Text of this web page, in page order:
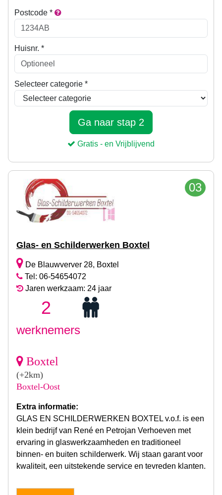
03
Glas- en Schilderwerken Boxtel
De Blauwverver 28, Boxtel
Tel: 06-54654072
Jaren werkzaam: 24 jaar
2
werknemers
Boxtel
(+2km)
Boxtel-Oost
Extra informatie:
GLAS EN SCHILDERWERKEN BOXTEL v.o.f. is een
klein bedrijf van René en Petrojan Verhoeven met
ervaring in glaswerkzaamheden en traditioneel
binnen- en buiten schilderwerk. Wij staan garant voor
kwaliteit, een uitstekende service en tevreden klanten.